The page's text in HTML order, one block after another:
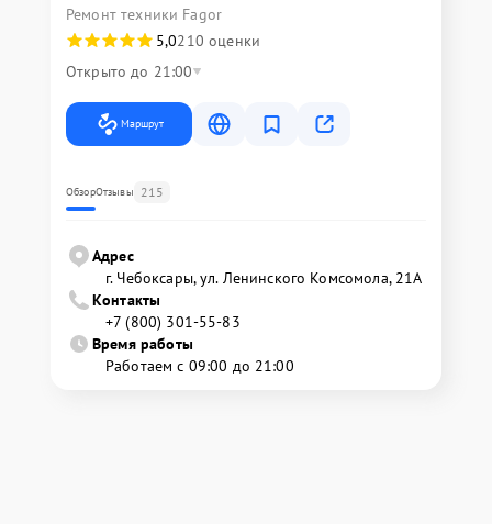
Ремонт техники Fagor
5,0210 оценки
Открыто до 21:00
Маршрут
ОбзорОтзывы 215
Адрес
г. Чебоксары, ул. Ленинского Комсомола, 21А
Контакты
+7 (800) 301-55-83
Время работы
Работаем с 09:00 до 21:00